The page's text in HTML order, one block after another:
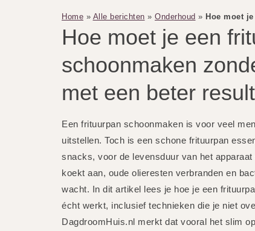
Home » Alle berichten » Onderhoud » Hoe moet
Hoe moet je een
schoonmaken
met een beter
Een frituurpan schoonmaken is voor veel
uitstellen. Toch is een schone frituurpan
snacks, voor de levensduur van het
koekt aan, oude olieresten verbranden en
wacht. In dit artikel lees je hoe je een
écht werkt, inclusief technieken die je niet
DagdroomHuis.nl merkt dat vooral het slim